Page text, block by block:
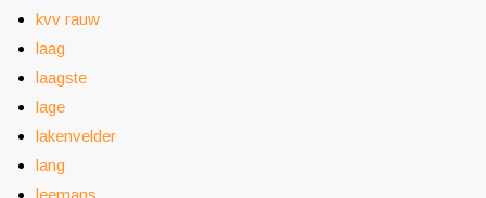
kvv rauw
laag
laagste
lage
lakenvelder
lang
leemans